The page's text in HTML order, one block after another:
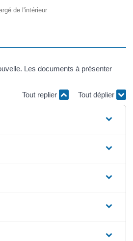
de l'intérieur
Les documents à présenter
Tout replier
Tout déplier